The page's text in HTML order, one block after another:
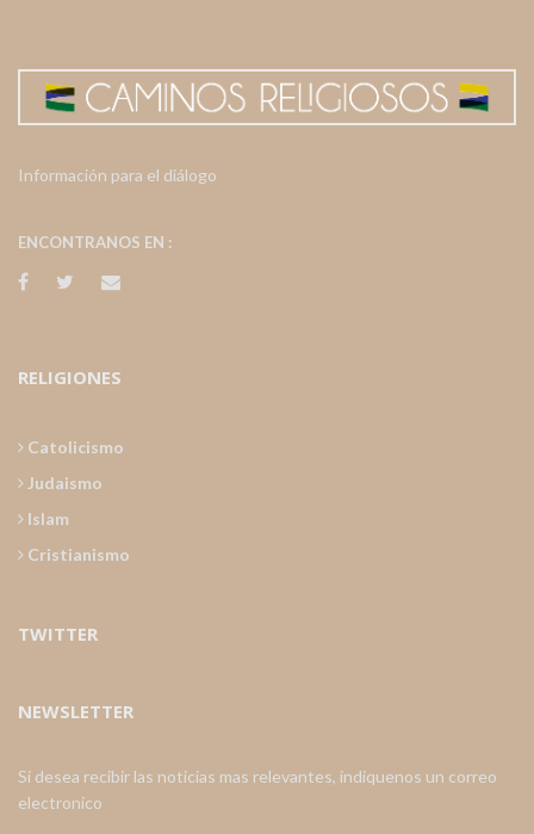
Información para el diálogo
ENCONTRANOS EN :
RELIGIONES
Catolicismo
Judaismo
Islam
Cristianismo
TWITTER
NEWSLETTER
Si desea recibir las noticias mas relevantes, indiquenos un correo
electronico